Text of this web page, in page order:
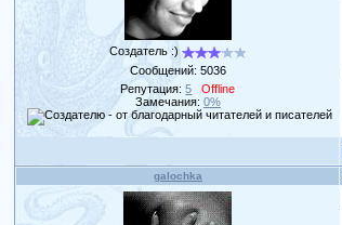
Создатель :)
Сообщений: 5036
Репутация:5
Offline
Замечания: 0%
galochka